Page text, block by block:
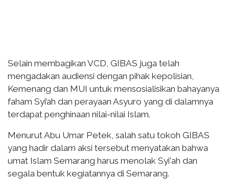
Selain membagikan VCD, GIBAS juga telah
mengadakan audiensi dengan pihak kepolisian,
Kemenang dan MUI untuk mensosialisikan bahayanya
faham Syi’ah dan perayaan Asyuro yang di dalamnya
terdapat penghinaan nilai-nilai Islam.
Menurut Abu Umar Petek, salah satu tokoh GIBAS
yang hadir dalam aksi tersebut menyatakan bahwa
umat Islam Semarang harus menolak Syi'ah dan
segala bentuk kegiatannya di Semarang.